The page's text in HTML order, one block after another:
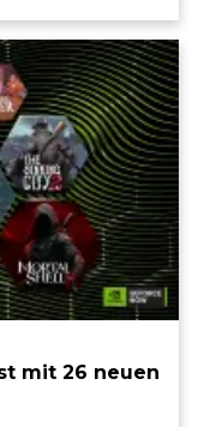
mit 26 neuen